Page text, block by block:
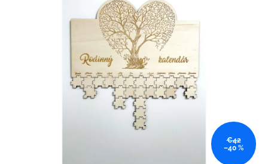
€42
–40 %